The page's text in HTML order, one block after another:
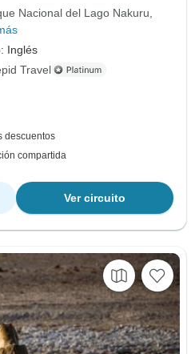
Nacional del Lago Nakuru
Inglés
Travel
descuentos
compartida
Ver circuito